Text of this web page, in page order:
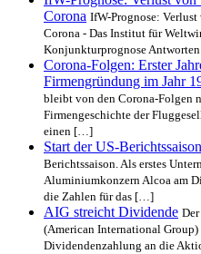
Corona IfW-Prognose:
Corona - Das Institut für
Konjunkturprognose
Corona-Folgen: Erster
Firmengründung im Jahr
bleibt von den Corona-Folgen
Firmengeschichte der
einen […]
Start der US-Berichtssaison
Berichtssaison. Als erstes
Aluminiumkonzern Alcoa am
die Zahlen für das […]
AIG streicht Dividende
(American International Group)
Dividendenzahlung an die